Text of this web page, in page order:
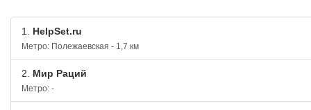
1. HelpSet.ru
Метро: Полежаевская - 1,7 км
2. Мир Раций
Метро: -